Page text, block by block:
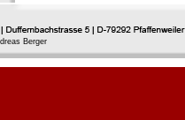
Berger